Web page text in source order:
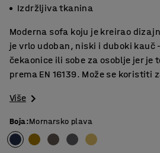
Izdržljiva tkanina
Moderna sofa koju je kreirao
je vrlo udoban, niski i duboki kauč
čekaonice ili sobe za osoblje jer je
prema EN 16139. Može se koristiti
Više
Boja:Mornarsko plava